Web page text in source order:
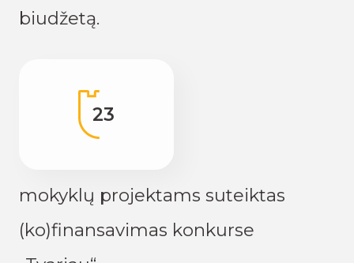
biudžetą.
23
mokyklų projektams suteiktas
(ko)finansavimas konkurse